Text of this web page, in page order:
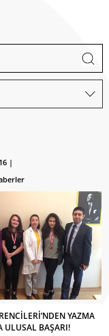
|
YAZMA
ULUSAL BAŞARI!